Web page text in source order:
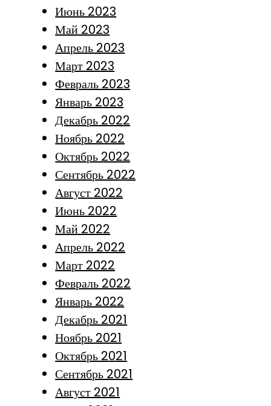
Июнь 2023
Май 2023
Апрель 2023
Март 2023
Февраль 2023
Январь 2023
Декабрь 2022
Ноябрь 2022
Октябрь 2022
Сентябрь 2022
Август 2022
Июнь 2022
Май 2022
Апрель 2022
Март 2022
Февраль 2022
Январь 2022
Декабрь 2021
Ноябрь 2021
Октябрь 2021
Сентябрь 2021
Август 2021